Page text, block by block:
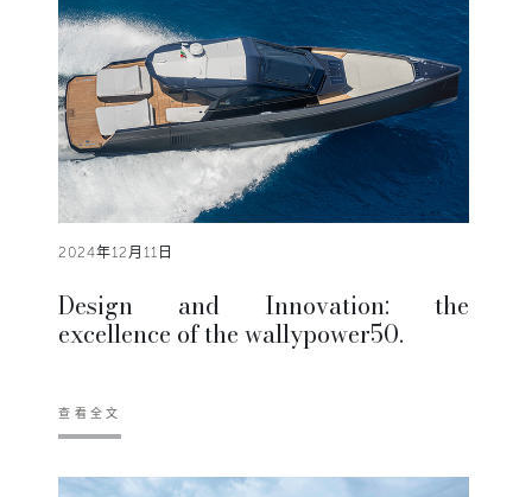
2024年12月11日
Design and Innovation: the
excellence of the wallypower50.
查看全文